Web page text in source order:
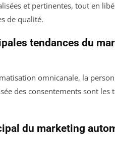
et pertinentes, tout en
de qualité.
tendances du
omnicanale, la
des consentements sont les
du marketing